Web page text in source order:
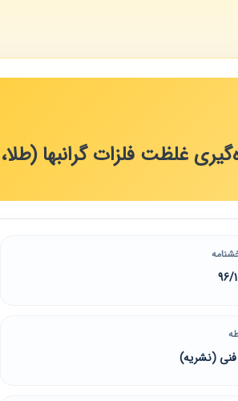
غلظت فلزات گرانبها
96/
(نشریه)